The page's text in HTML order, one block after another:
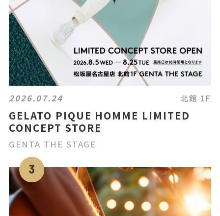
2026.07.24 北館 1F
GELATO PIQUE HOMME LIMITED
CONCEPT STORE
GENTA THE STAGE